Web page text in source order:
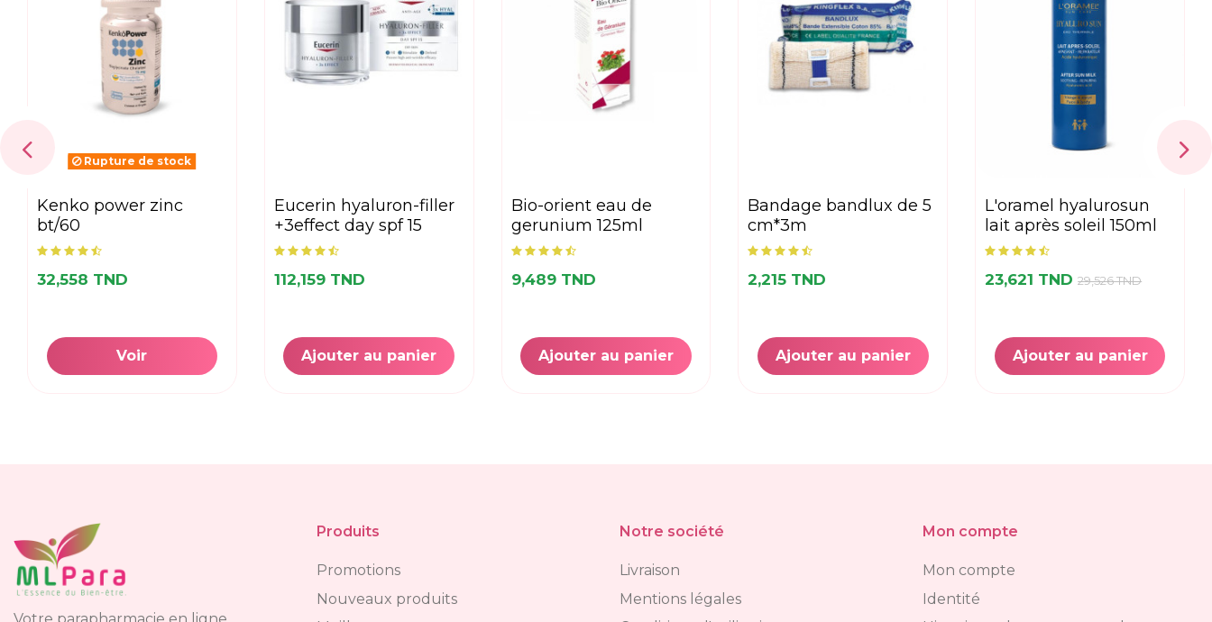
Rupture de stock
kenko power zinc
bt/60
32,558 TND
Voir
eucerin hyaluron-filler
+3effect day spf 15
112,159 TND
Ajouter au panier
bio-orient eau de
gerunium 125ml
9,489 TND
Ajouter au panier
bandage bandlux de 5
cm*3m
2,215 TND
Ajouter au panier
l'oramel hyalurosun
lait après soleil 150ml
23,621 TND29,526 TND
Ajouter au panier
Produits
Promotions
Nouveaux produits
Notre société
Livraison
Mentions légales
Mon compte
Mon compte
Identité